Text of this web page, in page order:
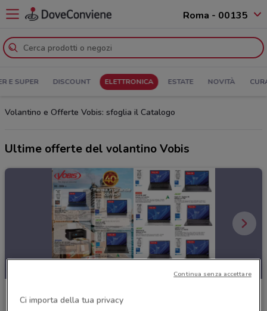
Roma - 00135
E SUPER DISCOUNT ELETTRONICA ESTATE NOVITÀ
Volantino e Offerte Vobis: sfoglia il Catalogo
Ultime offerte del volantino Vobis
Ci importa della tua privacy
Continua senza accettare